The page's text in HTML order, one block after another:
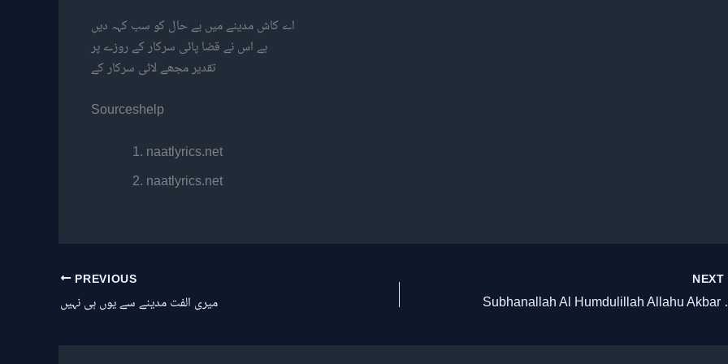
اے کاش مدینے میں بے حال کو سب کہہ دیں
ہے اس نے قضا پائی سرکار کے روزے پر
تقدیر مجھے لائی سرکار کے
Sourceshelp
naatlyrics.net
naatlyrics.net
PREVIOUS
میری الفت مدینے سے یوں ہی نہیں
NEXT
Subhanallah Al